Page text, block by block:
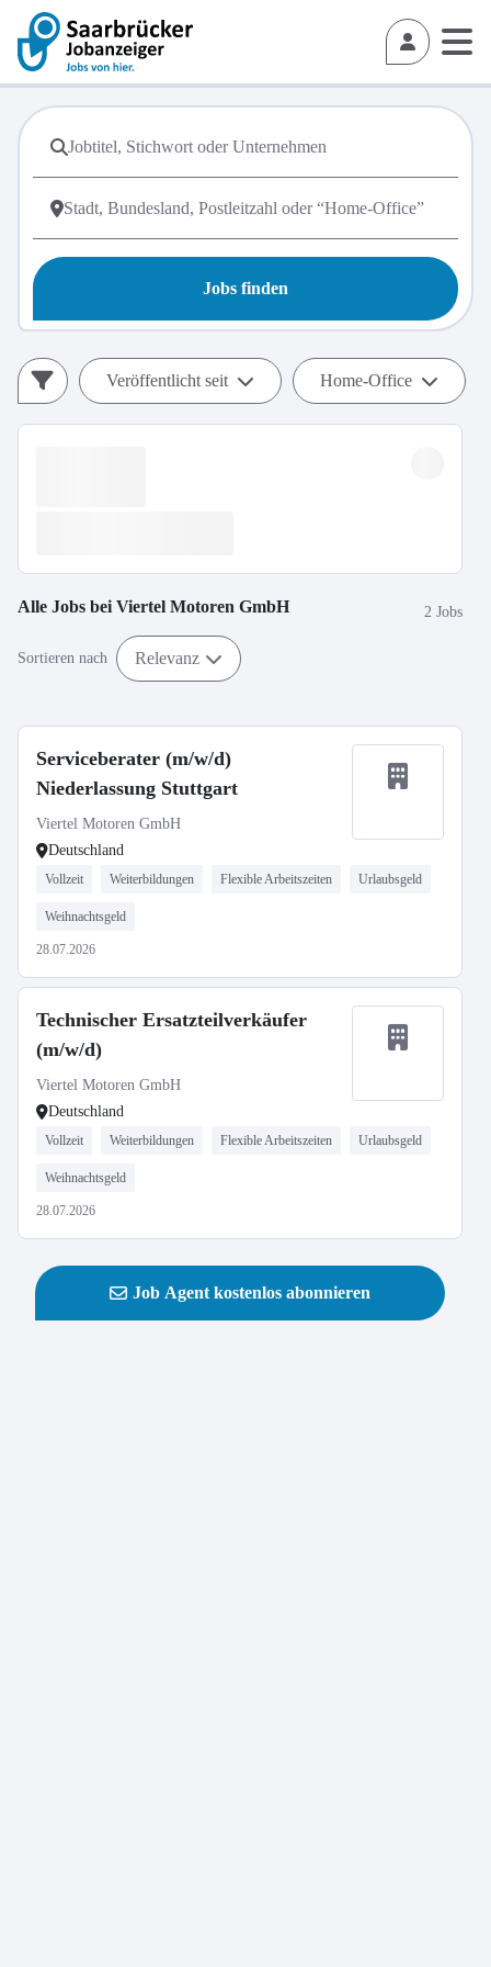
Jobs finden
Veröffentlicht seit Home-Office
Alle Jobs bei Viertel Motoren GmbH 2 Jobs
Sortieren nach Relevanz
Serviceberater (m/w/d)
Niederlassung Stuttgart
Viertel Motoren GmbH
Deutschland
Vollzeit Weiterbildungen Flexible Arbeitszeiten Urlaubsgeld
Weihnachtsgeld
28.07.2026
Technischer Ersatzteilverkäufer
(m/w/d)
Viertel Motoren GmbH
Deutschland
Vollzeit Weiterbildungen Flexible Arbeitszeiten Urlaubsgeld
Weihnachtsgeld
28.07.2026
Job Agent kostenlos abonnieren